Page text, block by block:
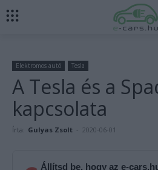
Elektromos autó Tesla
A Tesla és a
kapcsolata
Írta: Gulyas Zsolt - 2020-06-01
Állítsd be, hogy az e-